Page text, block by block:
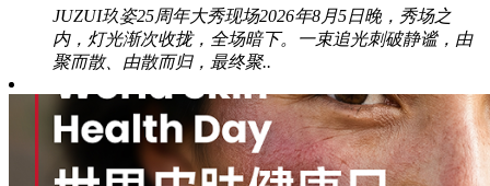
JUZUI玖姿25周年大秀现场2026年8月5日晚，秀场之
内，灯光渐次收拢，全场暗下。一束追光刺破静谧，由
聚而散、由散而归，最终聚..